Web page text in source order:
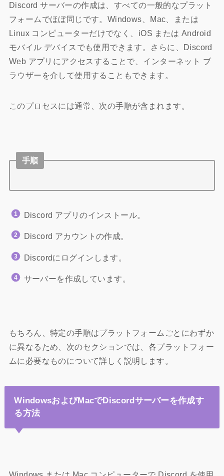
Discord サーバーの作成は、すべての一般的なプラット
フォームでほぼ同じです。Windows、Mac、または
Linux コンピューターだけでなく、iOS または Android
モバイル デバイスでも使用できます。さらに、Discord
Web アプリにアクセスすることで、インターネット ブ
ラウザーを介して使用することもできます。
このプロセスには通常、次の手順が含まれます。
手順
Discord アプリのインストール。
Discord アカウントの作成。
Discordにログインします。
サーバーを作成しています。
もちろん、特定の手順はプラットフォームごとにわずか
に異なるため、次のセクションでは、各プラットフォー
ムに必要なものについて詳しく説明します。
WindowsおよびMacでDiscordサーバーを作成す
る方法